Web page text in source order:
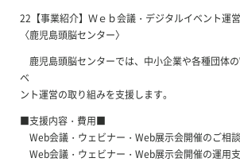
22【事業紹介】Ｗｅｂ会議・デジタルイベント運
〈鹿児島頭脳センター〉
鹿児島頭脳センターでは、中小企業や各種団体
ベ
ント運営の取り組みを支援します。
■支援内容・費用■
Web会議・ウェビナー・Web展示会開催のご相
Web会議・ウェビナー・Web展示会開催の運用